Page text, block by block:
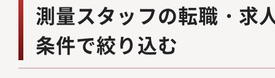
測量スタッフの転職・求
条件で絞り込む